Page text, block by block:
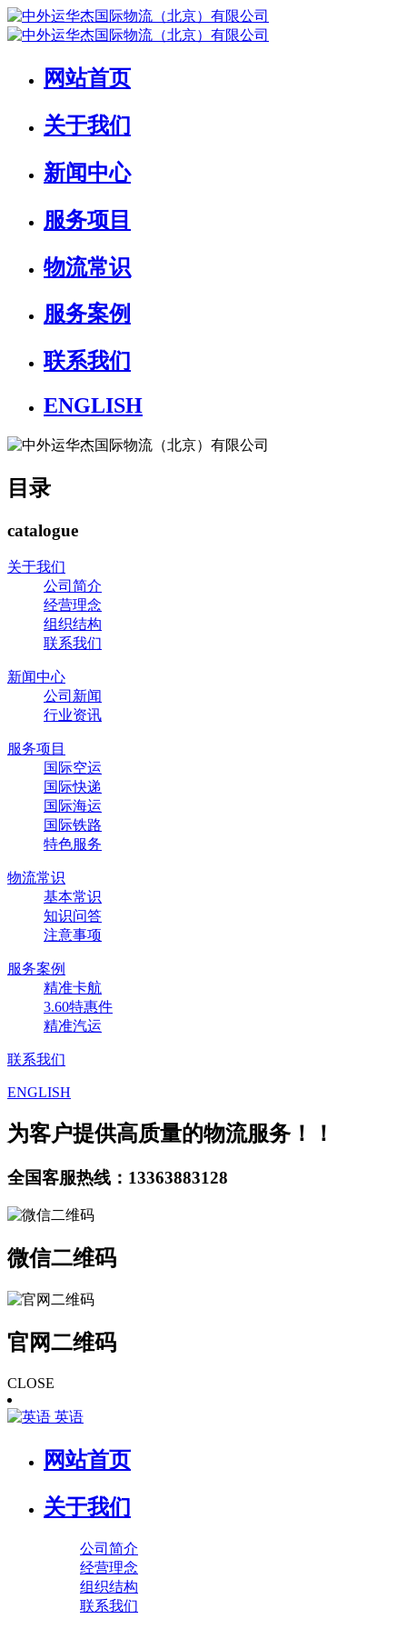
网站首页
关于我们
新闻中心
服务项目
物流常识
服务案例
联系我们
ENGLISH
目录
catalogue
关于我们
公司简介
经营理念
组织结构
联系我们
新闻中心
公司新闻
行业资讯
服务项目
国际空运
国际快递
国际海运
国际铁路
特色服务
物流常识
基本常识
知识问答
注意事项
服务案例
精准卡航
3.60特惠件
精准汽运
联系我们
ENGLISH
为客户提供高质量的物流服务！！
全国客服热线：13363883128
微信二维码
官网二维码
CLOSE
英语
网站首页
关于我们
公司简介
经营理念
组织结构
联系我们